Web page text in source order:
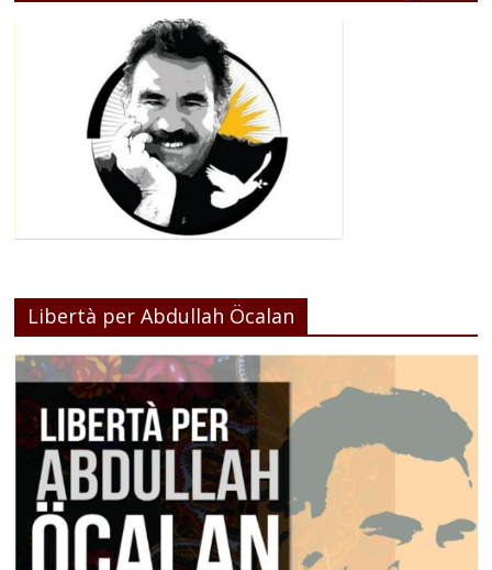
Libertà per Abdullah Öcalan